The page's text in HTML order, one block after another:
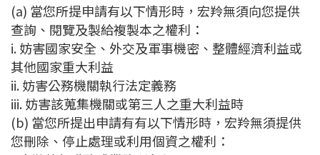
(a) 當您所提申請有以下情形時，宏羚無須向您提供
查詢、閱覽及製給複製本之權利：
i. 妨害國家安全、外交及軍事機密、整體經濟利益或
其他國家重大利益
ii. 妨害公務機關執行法定義務
iii. 妨害該蒐集機關或第三人之重大利益時
(b) 當您所提出申請有有以下情形時，宏羚無須提供
您刪除、停止處理或利用個資之權利：